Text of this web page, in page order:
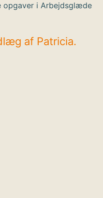
opgaver i Arbejdsglæde
af Patricia.